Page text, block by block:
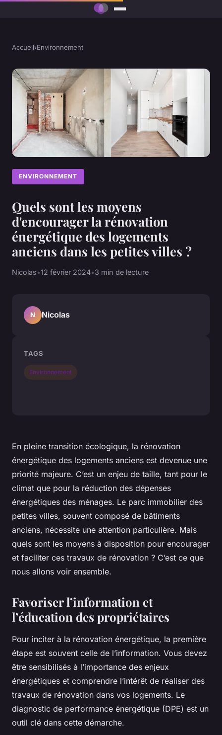
Accueil›Environnement
ENVIRONNEMENT
Quels sont les moyens
d'encourager la rénovation
énergétique des logements
anciens dans les petites villes ?
Nicolas•12 février 2024•3 min de lecture
En pleine transition écologique, la rénovation
énergétique des logements anciens est devenue une
priorité majeure. C’est un enjeu de taille, tant pour le
climat que pour la réduction des dépenses
énergétiques des ménages. Le parc immobilier des
petites villes, souvent composé de bâtiments
anciens, nécessite une attention particulière. Mais
quels sont les moyens à disposition pour encourager
et faciliter ces travaux de rénovation ? C’est ce que
nous allons voir ensemble.
Favoriser l’information et
l’éducation des propriétaires
Pour inciter à la rénovation énergétique, la première
étape est souvent celle de l’information. Vous devez
être sensibilisés à l’importance des enjeux
énergétiques et comprendre l’intérêt de réaliser des
travaux de rénovation dans vos logements. Le
diagnostic de performance énergétique (DPE) est un
outil clé dans cette démarche.
N Nicolas
TAGS
Environnement